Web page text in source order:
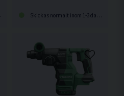
Skickas normalt inom 1-3 dagar